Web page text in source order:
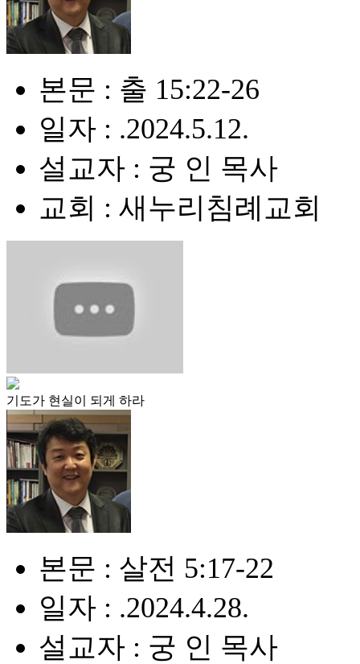
본문 : 출 15:22-26
일자 : .2024.5.12.
설교자 : 궁 인 목사
교회 : 새누리침례교회
기도가 현실이 되게 하라
본문 : 살전 5:17-22
일자 : .2024.4.28.
설교자 : 궁 인 목사